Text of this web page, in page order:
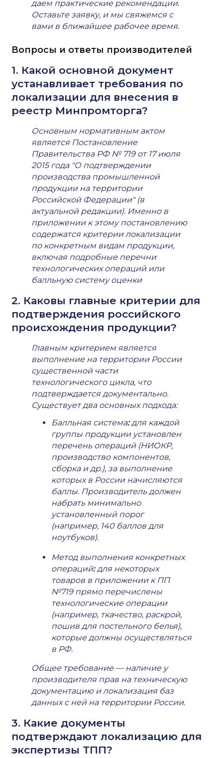
даем практические рекомендации.
Оставьте заявку, и мы свяжемся с
вами в ближайшее рабочее время.
Вопросы и ответы производителей
1. Какой основной документ
устанавливает требования по
локализации для внесения в
реестр Минпромторга?
Основным нормативным актом
является Постановление
Правительства РФ № 719 от 17 июля
2015 года "О подтверждении
производства промышленной
продукции на территории
Российской Федерации" (в
актуальной редакции). Именно в
приложении к этому постановлению
содержатся критерии локализации
по конкретным видам продукции,
включая подробные перечни
технологических операций или
балльную систему оценки
2. Каковы главные критерии для
подтверждения российского
происхождения продукции?
Главным критерием является
выполнение на территории России
существенной части
технологического цикла, что
подтверждается документально.
Существует два основных подхода:
Балльная система:для каждой
группы продукции установлен
перечень операций (НИОКР,
производство компонентов,
сборка и др.), за выполнение
которых в России начисляются
баллы. Производитель должен
набрать минимально
установленный порог
(например, 140 баллов для
ноутбуков).
Метод выполнения конкретных
операций:для некоторых
товаров в приложении к ПП
№719 прямо перечислены
технологические операции
(например, ткачество, раскрой,
пошив для постельного белья),
которые должны осуществляться
в РФ.
Общее требование — наличие у
производителя прав на техническую
документацию и локализация баз
данных с ней на территории России.
3. Какие документы
подтверждают локализацию для
экспертизы ТПП?